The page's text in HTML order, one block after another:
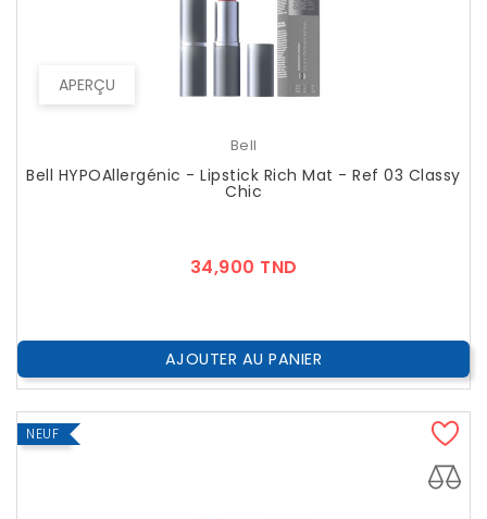
APERÇU
Bell
Bell HYPOAllergénic - Lipstick Rich Mat - Ref 03 Classy
Chic
34,900 TND
AJOUTER AU PANIER
NEUF